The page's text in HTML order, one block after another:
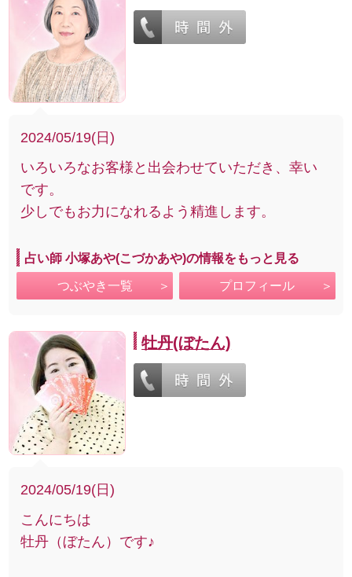
2024/05/19(日)
いろいろなお客様と出会わせていただき、幸い
です。
少しでもお力になれるよう精進します。
占い師 小塚あや(こづかあや)の情報をもっと見る
つぶやき一覧 プロフィール
牡丹(ぼたん)
2024/05/19(日)
こんにちは
牡丹（ぼたん）です♪